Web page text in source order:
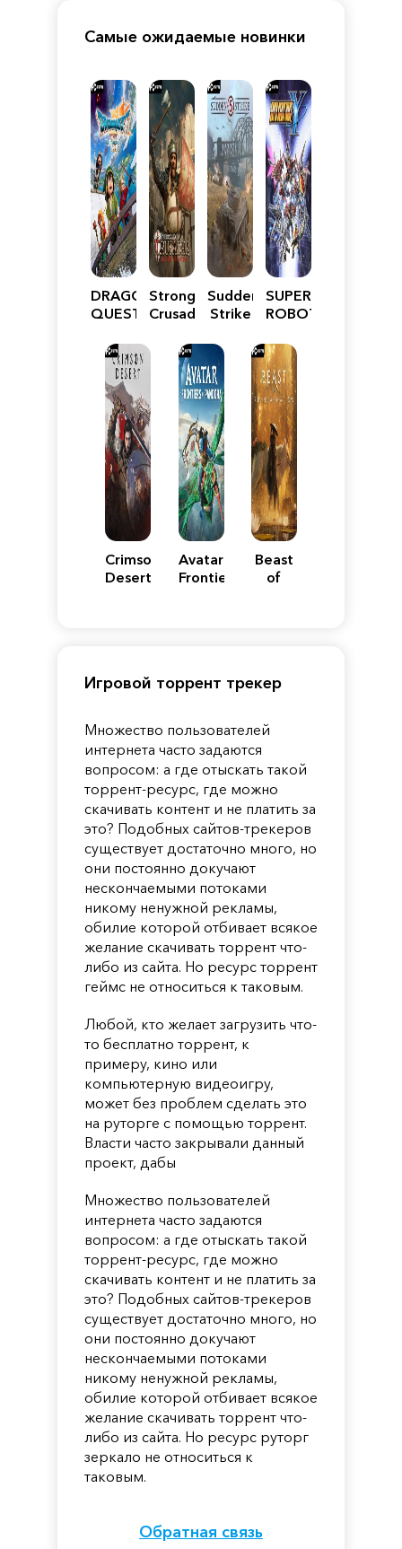
Самые ожидаемые новинки
DRAGON
QUEST
Reimagined
Stronghold
Crusader:
Edition
Sudden
Strike
SUPER
ROBOT
Y
Crimson
Desert
Avatar:
Frontiers
Beast
of
Игровой торрент трекер
Множество пользователей
интернета часто задаются
вопросом: а где отыскать такой
торрент-ресурс, где можно
скачивать контент и не платить за
это? Подобных сайтов-трекеров
существует достаточно много, но
они постоянно докучают
нескончаемыми потоками
никому ненужной рекламы,
обилие которой отбивает всякое
желание скачивать торрент что-
либо из сайта. Но ресурс торрент
геймс не относиться к таковым.
Любой, кто желает загрузить что-
то бесплатно торрент, к
примеру, кино или
компьютерную видеоигру,
может без проблем сделать это
на руторге с помощью торрент.
Власти часто закрывали данный
проект, дабы
Множество пользователей
интернета часто задаются
вопросом: а где отыскать такой
торрент-ресурс, где можно
скачивать контент и не платить за
это? Подобных сайтов-трекеров
существует достаточно много, но
они постоянно докучают
нескончаемыми потоками
никому ненужной рекламы,
обилие которой отбивает всякое
желание скачивать торрент что-
либо из сайта. Но ресурс руторг
зеркало не относиться к
таковым.
Обратная связь